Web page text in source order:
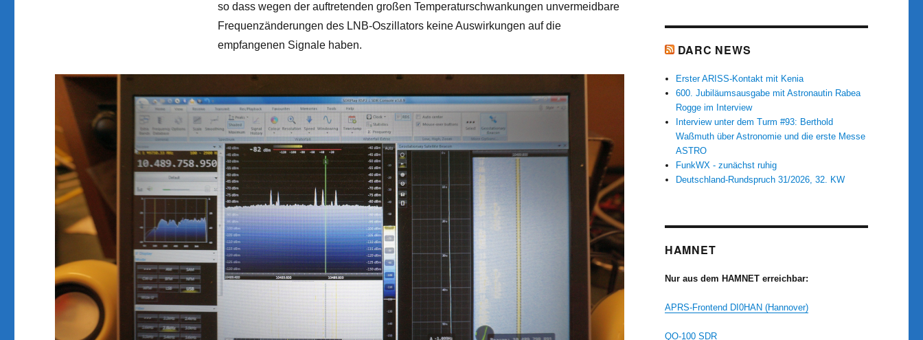
so dass wegen der auftretenden großen Temperaturschwankungen unvermeidbare
Frequenzänderungen des LNB-Oszillators keine Auswirkungen auf die
empfangenen Signale haben.
DARC NEWS
Erster ARISS-Kontakt mit Kenia
600. Jubiläumsausgabe mit Astronautin Rabea
Rogge im Interview
Interview unter dem Turm #93: Berthold
Waßmuth über Astronomie und die erste Messe
ASTRO
FunkWX - zunächst ruhig
Deutschland-Rundspruch 31/2026, 32. KW
HAMNET
Nur aus dem HAMNET erreichbar:
APRS-Frontend DI0HAN (Hannover)
QO-100 SDR